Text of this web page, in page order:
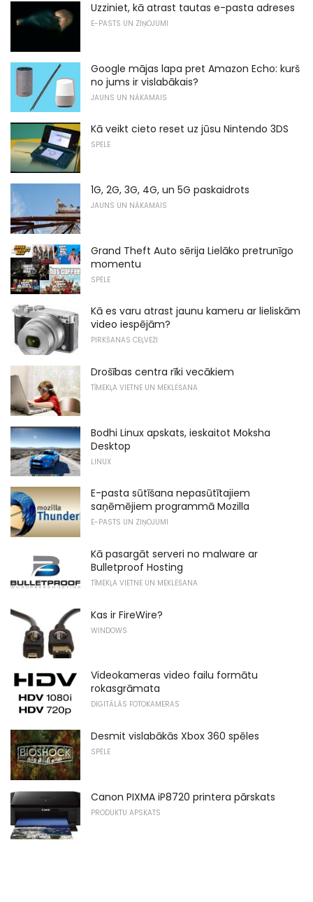
Uzziniet, kā atrast tautas e-pasta adreses
E-PASTS UN ZIŅOJUMI
Google mājas lapa pret Amazon Echo: kurš
no jums ir vislabākais?
JAUNS UN NĀKAMAIS
Kā veikt cieto reset uz jūsu Nintendo 3DS
SPĒLE
1G, 2G, 3G, 4G, un 5G paskaidrots
JAUNS UN NĀKAMAIS
Grand Theft Auto sērija Lielāko pretrunīgo
momentu
SPĒLE
Kā es varu atrast jaunu kameru ar lieliskām
video iespējām?
PIRKŠANAS CEĻVEŽI
Drošības centra rīki vecākiem
TĪMEKĻA VIETNE UN MEKLĒŠANA
Bodhi Linux apskats, ieskaitot Moksha
Desktop
LINUX
E-pasta sūtīšana nepasūtītajiem
saņēmējiem programmā Mozilla
E-PASTS UN ZIŅOJUMI
Kā pasargāt serveri no malware ar
Bulletproof Hosting
TĪMEKĻA VIETNE UN MEKLĒŠANA
Kas ir FireWire?
WINDOWS
Videokameras video failu formātu
rokasgrāmata
DIGITĀLĀS FOTOKAMERAS
Desmit vislabākās Xbox 360 spēles
SPĒLE
Canon PIXMA iP8720 printera pārskats
PRODUKTU APSKATS